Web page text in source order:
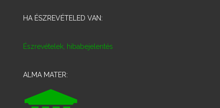
HA ÉSZREVÉTELED VAN:
Észrevételek, hibabejelentés
ALMA MATER: